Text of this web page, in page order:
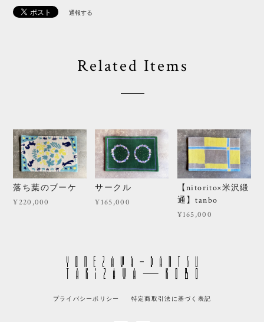
通報する
Related Items
落ち葉のブーケ
¥220,000
サークル
¥165,000
【nitorito×米沢緞
通】tanbo
¥165,000
プライバシーポリシー 特定商取引法に基づく表記